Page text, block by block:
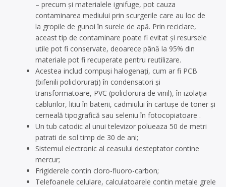
– precum și materialele ignifuge, pot cauza
contaminarea mediului prin scurgerile care au loc de
la gropile de gunoi în surele de apă. Prin reciclare,
aceast tip de contaminare poate fi evitat și resursele
utile pot fi conservate, deoarece până la 95% din
materiale pot fi recuperate pentru reutilizare.
Acestea includ compuși halogenați, cum ar fi PCB
(bifenili policlorurați) în condensatori și
transformatoare, PVC (policlorura de vinil), în izolația
cablurilor, litiu în baterii, cadmiului în cartușe de toner și
cerneală tipografică sau seleniu în fotocopiatoare .
Un tub catodic al unui televizor polueaza 50 de metri
patrati de sol timp de 30 de ani;
Sistemul electronic al ceasului desteptator contine
mercur;
Frigiderele contin cloro-fluoro-carbon;
Telefoanele celulare, calculatoarele contin metale grele